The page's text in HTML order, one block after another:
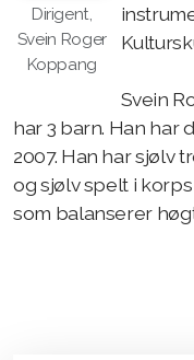
Dirigent,
Svein Roger
Koppang
Svein
har 3 barn. Han har
2007. Han har sjølv
og sjølv spelt i
som balanserer